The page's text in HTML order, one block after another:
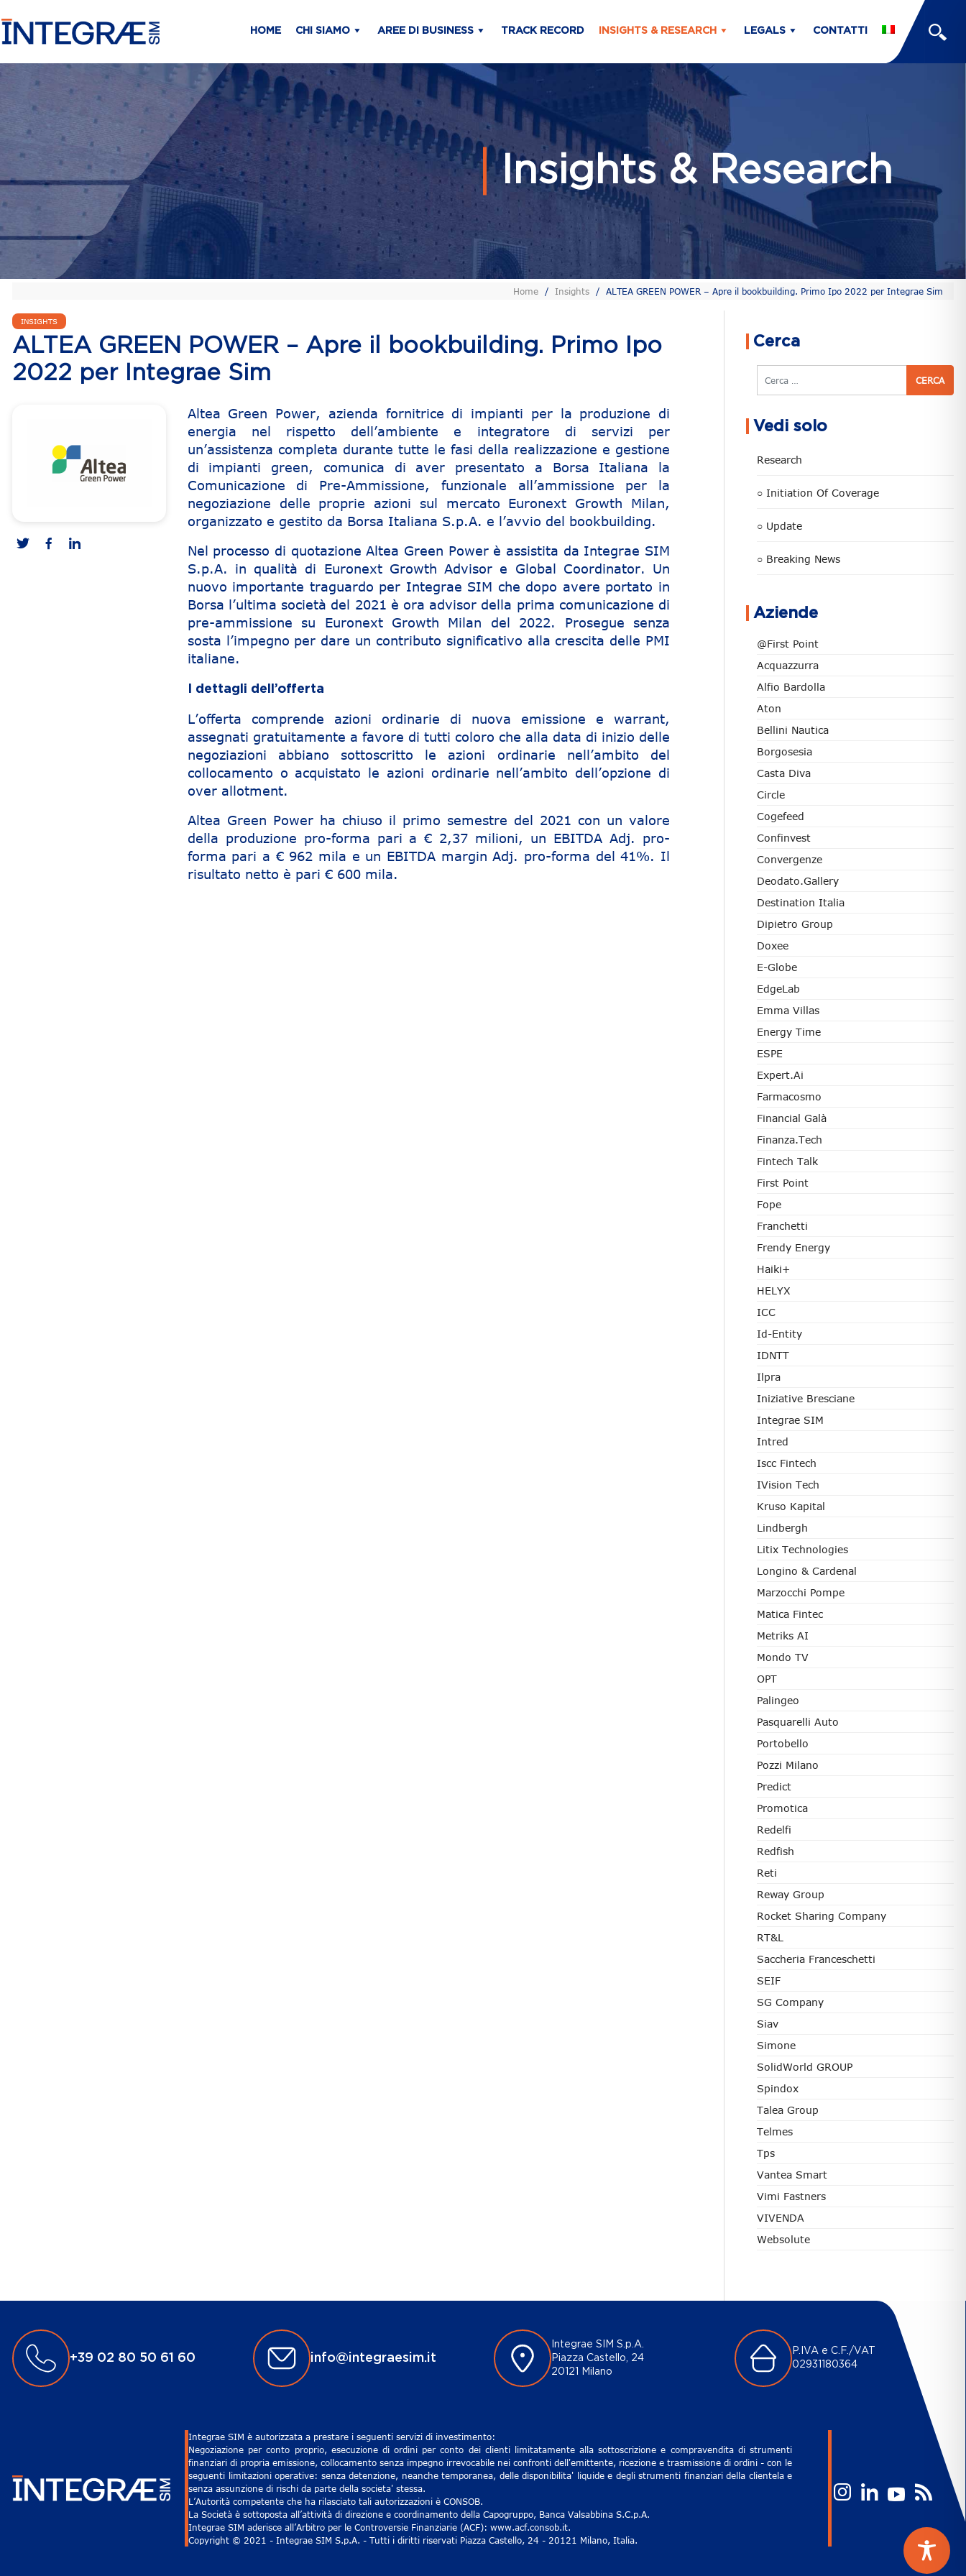
HOME CHI SIAMO AREE DI BUSINESS TRACK RECORD INSIGHTS & RESEARCH LEGALS CONTATTI
Insights & Research
Home / Insights / ALTEA GREEN POWER – Apre il bookbuilding. Primo Ipo 2022 per Integrae Sim
INSIGHTS
ALTEA GREEN POWER – Apre il bookbuilding. Primo Ipo
2022 per Integrae Sim
Altea Green Power, azienda fornitrice di impianti per la produzione di
energia nel rispetto dell’ambiente e integratore di servizi per
un’assistenza completa durante tutte le fasi della realizzazione e gestione
di impianti green, comunica di aver presentato a Borsa Italiana la
Comunicazione di Pre-Ammissione, funzionale all’ammissione per la
negoziazione delle proprie azioni sul mercato Euronext Growth Milan,
organizzato e gestito da Borsa Italiana S.p.A. e l’avvio del bookbuilding.
Nel processo di quotazione Altea Green Power è assistita da Integrae SIM
S.p.A. in qualità di Euronext Growth Advisor e Global Coordinator. Un
nuovo importante traguardo per Integrae SIM che dopo avere portato in
Borsa l’ultima società del 2021 è ora advisor della prima comunicazione di
pre-ammissione su Euronext Growth Milan del 2022. Prosegue senza
sosta l’impegno per dare un contributo significativo alla crescita delle PMI
italiane.
I dettagli dell’offerta
L’offerta comprende azioni ordinarie di nuova emissione e warrant,
assegnati gratuitamente a favore di tutti coloro che alla data di inizio delle
negoziazioni abbiano sottoscritto le azioni ordinarie nell’ambito del
collocamento o acquistato le azioni ordinarie nell’ambito dell’opzione di
over allotment.
Altea Green Power ha chiuso il primo semestre del 2021 con un valore
della produzione pro-forma pari a € 2,37 milioni, un EBITDA Adj. pro-
forma pari a € 962 mila e un EBITDA margin Adj. pro-forma del 41%. Il
risultato netto è pari € 600 mila.
Cerca
Cerca
Vedi solo
Research
○ Initiation Of Coverage
○ Update
○ Breaking News
Aziende
@First Point
Acquazzurra
Alfio Bardolla
Aton
Bellini Nautica
Borgosesia
Casta Diva
Circle
Cogefeed
Confinvest
Convergenze
Deodato.Gallery
Destination Italia
Dipietro Group
Doxee
E-Globe
EdgeLab
Emma Villas
Energy Time
ESPE
Expert.ai
Farmacosmo
Financial Galà
Finanza.tech
Fintech Talk
First Point
Fope
Franchetti
Frendy Energy
Haiki+
HELYX
ICC
Id-Entity
IDNTT
Ilpra
Iniziative Bresciane
Integrae SIM
Intred
Iscc Fintech
IVision Tech
Kruso Kapital
Lindbergh
Litix Technologies
Longino & Cardenal
Marzocchi Pompe
Matica Fintec
Metriks AI
Mondo TV
OPT
Palingeo
Pasquarelli Auto
Portobello
Pozzi Milano
Predict
Promotica
Redelfi
Redfish
Reti
Reway Group
Rocket Sharing Company
RT&L
Saccheria Franceschetti
SEIF
SG Company
Siav
Simone
SolidWorld GROUP
Spindox
Talea Group
Telmes
Tps
Vantea Smart
Vimi Fastners
VIVENDA
Websolute
+39 02 80 50 61 60 info@integraesim.it
Integrae SIM S.p.A.
Piazza Castello, 24
20121 Milano
P.IVA e C.F./VAT
02931180364
Integrae SIM è autorizzata a prestare i seguenti servizi di investimento:
Negoziazione per conto proprio, esecuzione di ordini per conto dei clienti limitatamente alla sottoscrizione e compravendita di strumenti
finanziari di propria emissione, collocamento senza impegno irrevocabile nei confronti dell'emittente, ricezione e trasmissione di ordini - con le
seguenti limitazioni operative: senza detenzione, neanche temporanea, delle disponibilita' liquide e degli strumenti finanziari della clientela e
senza assunzione di rischi da parte della societa' stessa.
L’Autorità competente che ha rilasciato tali autorizzazioni è CONSOB.
La Società è sottoposta all’attività di direzione e coordinamento della Capogruppo, Banca Valsabbina S.C.p.A.
Integrae SIM aderisce all’Arbitro per le Controversie Finanziarie (ACF): www.acf.consob.it.
Copyright © 2021 - Integrae SIM S.p.A. - Tutti i diritti riservati Piazza Castello, 24 - 20121 Milano, Italia.